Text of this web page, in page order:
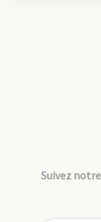
Suivez